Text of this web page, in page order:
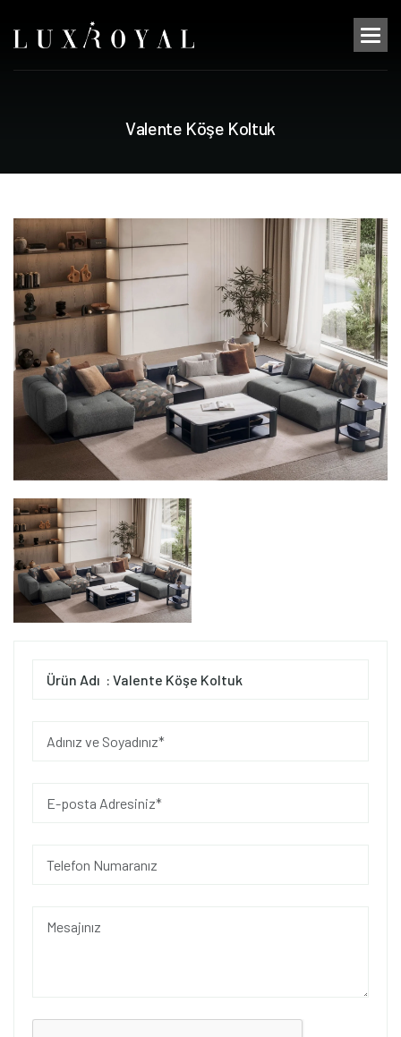
Valente Köşe Koltuk